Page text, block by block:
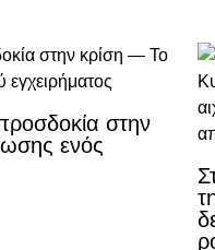
στην
ενός